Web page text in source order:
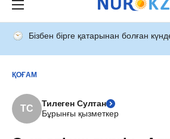
Бізбен бірге қатарынан болған
ҚОҒАМ
ТС
Тилеген Султан
Бұрынғы қызметкер